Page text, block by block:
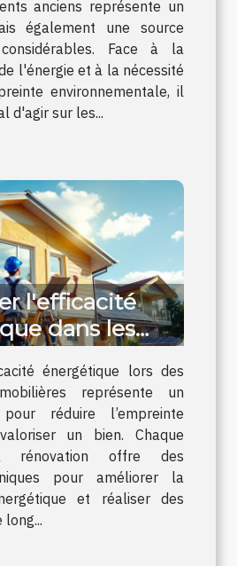
anciens représente un
également une source
Face à la
l'énergie et à la nécessité
environnementale, il
d'agir sur les...
l'efficacité
dans les
énergétique lors des
représente un
réduire l’empreinte
un bien. Chaque
offre des
pour améliorer la
et réaliser des